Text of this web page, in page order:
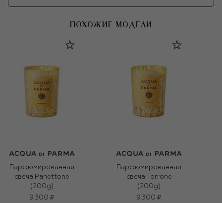
ПОХОЖИЕ МОДЕЛИ
Парфюмированная
свеча Panettone
(200g)
9 300 ₽
Парфюмированная
свеча Torrone
(200g)
9 300 ₽